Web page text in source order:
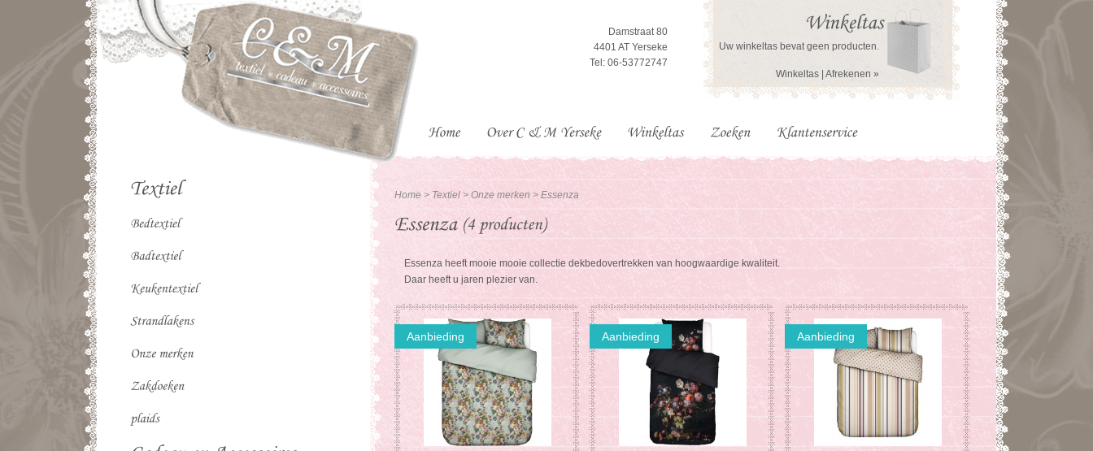
Damstraat 80
4401 AT Yerseke
Tel: 06-53772747
Uw winkeltas bevat geen producten.
Winkeltas Afrekenen »
Home > Textiel > Onze merken > Essenza
Essenza heeft mooie mooie collectie dekbedovertrekken van hoogwaardige kwaliteit.
Daar heeft u jaren plezier van.
Aanbieding Aanbieding Aanbieding